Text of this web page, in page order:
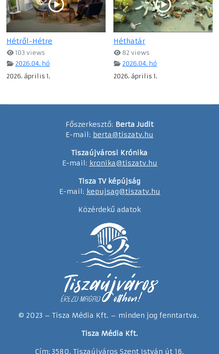
Hétről-Hétre
103 views
2026.04. hó
2026. április 1.
Héthatár
82 views
2026.04. hó
2026. április 1.
Főszerkesztő: Berta Judit
E-mail: berta@tiszatv.hu
Tiszaújvárosi Krónika
E-mail: kronika@tiszatv.hu
Tisza TV képújság
E-mail: kepujsag@tiszatv.hu
Közérdekű adatok
© 2023 – Tisza Média Kft. – minden jog fenntartva.
Tisza Média Kft.
Cím: 3580, Tiszaújváros Szent István út 16.